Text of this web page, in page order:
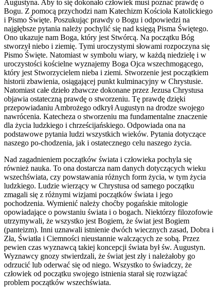
Augustyna. Aby to się dokonało człowiek musi poznać prawdę o
Bogu. Z pomocą przychodzi nam Katechizm Kościoła Katolickiego
i Pismo Święte. Poszukując prawdy o Bogu i odpowiedzi na
najgłębsze pytania należy pochylić się nad księgą Pisma Świętego.
Ono ukazuje nam Boga, który jest Stwórcą. Na początku Bóg
stworzył niebo i ziemię. Tymi uroczystymi słowami rozpoczyna się
Pismo Święte. Natomiast w symbolu wiary, w każdą niedzielę i w
uroczystości kościelne wyznajemy Boga Ojca wszechmogącego,
który jest Stworzycielem nieba i ziemi. Stworzenie jest początkiem
historii zbawienia, osiągającej punkt kulminacyjny w Chrystusie.
Natomiast całe dzieło zbawcze dokonane przez Jezusa Chrystusa
objawia ostateczną prawdę o stworzeniu. Tę prawdę dzięki
przepowiadaniu Ambrożego odkrył Augustyn na drodze swojego
nawrócenia. Katecheza o stworzeniu ma fundamentalne znaczenie
dla życia ludzkiego i chrześcijańskiego. Odpowiada ona na
podstawowe pytania ludzi wszystkich wieków. Pytania dotyczące
naszego po-chodzenia, jak i ostatecznego celu naszego życia.
Nad zagadnieniem początków świata i człowieka pochyla się
również nauka. To ona dostarcza nam danych dotyczących wieku
wszechświata, czy powstawania różnych form życia, w tym życia
ludzkiego. Ludzie wierzący w Chrystusa od samego początku
zmagali się z różnymi wizjami początków świata i jego
pochodzenia. Wymienić należy choćby pogańskie mitologie
opowiadające o powstaniu świata i o bogach. Niektórzy filozofowie
utrzymywali, że wszystko jest Bogiem, że świat jest Bogiem
(panteizm). Inni uznawali istnienie dwóch wiecznych zasad, Dobra i
Zła, Światła i Ciemności nieustannie walczących ze sobą. Przez
pewien czas wyznawcą takiej koncepcji świata był św. Augustyn.
Wyznawcy gnozy stwierdzali, że świat jest zły i należałoby go
odrzucić lub oderwać się od niego. Wszystko to świadczy, że
człowiek od początku swojego istnienia starał się rozwiązać
problem początków wszechświata.